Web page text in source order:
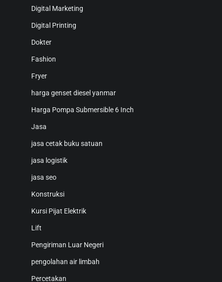
Digital Marketing
Digital Printing
Dokter
Fashion
Fryer
harga genset diesel yanmar
Harga Pompa Submersible 6 Inch
Jasa
jasa cetak buku satuan
jasa logistik
jasa seo
Konstruksi
Kursi Pijat Elektrik
Lift
Pengiriman Luar Negeri
pengolahan air limbah
Percetakan